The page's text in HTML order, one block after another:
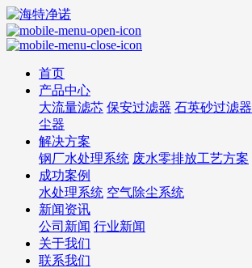
首页
产品中心
大流量滤芯 保安过滤器 石英砂过滤器
尘器
解决方案
钢厂水处理系统 废水零排放工艺方案
成功案例
水处理系统 空气除尘系统
新闻资讯
公司新闻 行业新闻
关于我们
联系我们